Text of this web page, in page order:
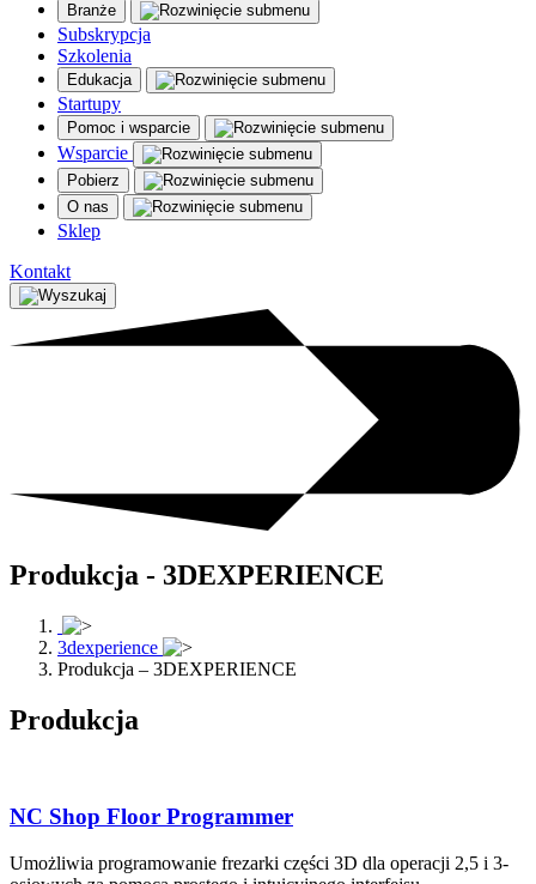
Branże
Subskrypcja
Szkolenia
Edukacja
Startupy
Pomoc i wsparcie
Wsparcie
Pobierz
O nas
Sklep
Kontakt
Produkcja - 3DEXPERIENCE
3dexperience
Produkcja – 3DEXPERIENCE
Produkcja
NC Shop Floor Programmer
Umożliwia programowanie frezarki części 3D dla operacji 2,5 i 3-